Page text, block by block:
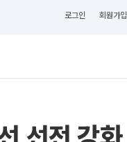
로그인 회원가입